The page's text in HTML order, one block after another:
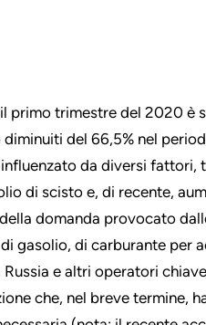
primo trimestre del 2020 è
del 66,5% nel
da diversi fattori,
di scisto e, di recente,
domanda provocato
gasolio, di carburante per
e altri operatori
che, nel breve termine,